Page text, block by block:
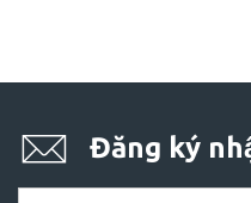
Đăng ký